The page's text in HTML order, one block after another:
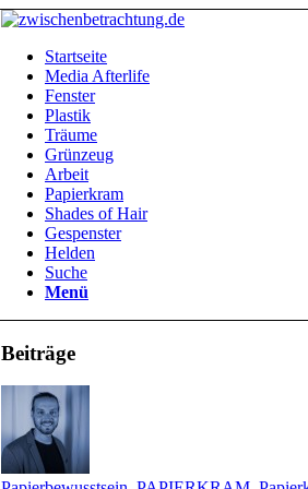
Startseite
Media Afterlife
Fenster
Plastik
Träume
Grünzeug
Arbeit
Papierkram
Shades of Hair
Gespenster
Helden
Suche
Menü
Beiträge